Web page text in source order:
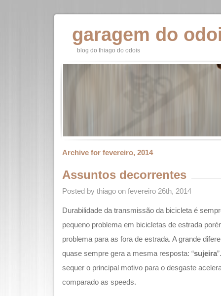
garagem do
blog do thiago do odois
Archive for fevereiro, 2014
Assuntos decorrentes
Posted by thiago on fevereiro 26th, 2014
Durabilidade da transmissão da bicicleta é
pequeno problema em bicicletas de estrada
problema para as fora de estrada. A grande
quase sempre gera a mesma resposta: “sujeira
sequer o principal motivo para o desgaste
comparado as speeds.